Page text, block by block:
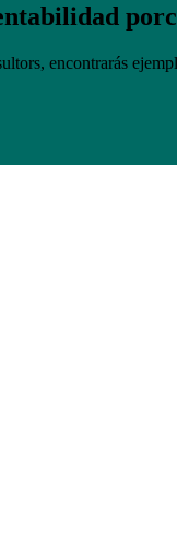
de crisis
un caso con ROI = 3,2)